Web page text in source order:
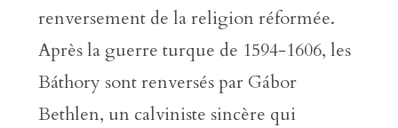
renversement de la religion réformée.
Après la guerre turque de 1594-1606, les
Báthory sont renversés par Gábor
Bethlen, un calviniste sincère qui